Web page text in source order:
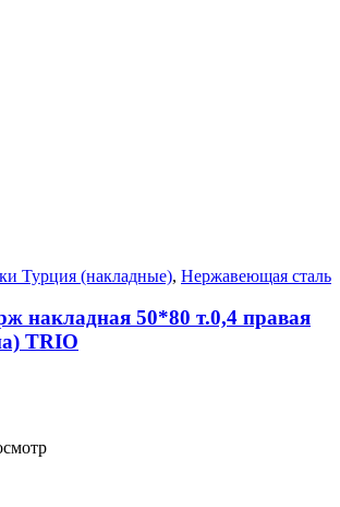
Турция (накладные), Нержавеющая сталь
накладная 50*80 т.0,4 правая
TRIO